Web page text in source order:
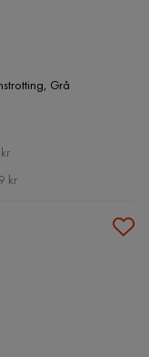
Grå
kr